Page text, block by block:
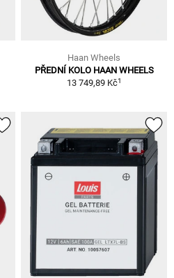
Haan Wheels
PŘEDNÍ KOLO HAAN WHEELS
13 749,89 Kč1